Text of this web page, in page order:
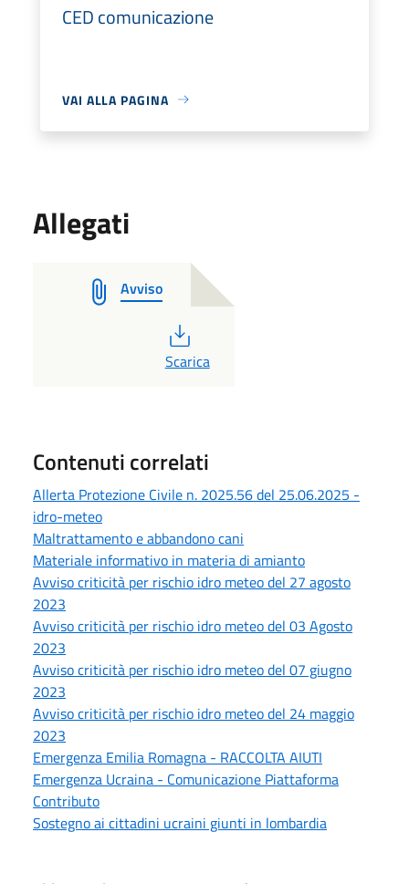
CED comunicazione
VAI ALLA PAGINA
Allegati
Avviso
PDF
Scarica
Contenuti correlati
Allerta Protezione Civile n. 2025.56 del 25.06.2025 -
idro-meteo
Maltrattamento e abbandono cani
Materiale informativo in materia di amianto
Avviso criticità per rischio idro meteo del 27 agosto
2023
Avviso criticità per rischio idro meteo del 03 Agosto
2023
Avviso criticità per rischio idro meteo del 07 giugno
2023
Avviso criticità per rischio idro meteo del 24 maggio
2023
Emergenza Emilia Romagna - RACCOLTA AIUTI
Emergenza Ucraina - Comunicazione Piattaforma
Contributo
Sostegno ai cittadini ucraini giunti in lombardia